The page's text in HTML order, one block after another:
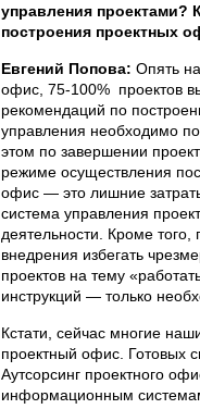
управления проектами?
построения проектных
Евгений Попова: Опять
офис, 75-100% проектов
рекомендаций по
управления необходимо
этом по завершении
режиме осуществления
офис — это лишние
система управления
деятельности. Кроме
внедрения избегать
проектов на тему
инструкций — только
Кстати, сейчас многие
проектный офис. Готовых
Аутсорсинг проектного
информационным